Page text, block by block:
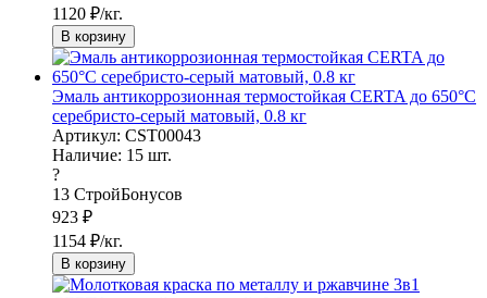
1120 ₽/кг.
В корзину
Эмаль антикоррозионная термостойкая CERTA до 650°С
серебристо-серый матовый, 0.8 кг
Артикул: CST00043
Наличие: 15 шт.
?
13 СтройБонусов
923 ₽
1154 ₽/кг.
В корзину